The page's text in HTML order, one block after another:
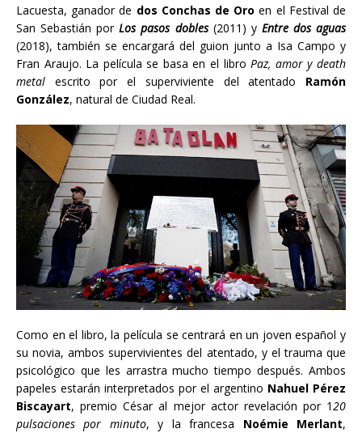
Lacuesta, ganador de dos Conchas de Oro en el Festival de
San Sebastián porLos pasos dobles(2011) y Entre dos aguas
(2018), también se encargará del guion junto a Isa Campo y
Fran Araujo. La película se basa en el libroPaz, amor y death
metal escrito por el superviviente del atentado Ramón
González, natural de Ciudad Real.
Como en el libro, la película se centrará en un joven español y
su novia, ambos supervivientes del atentado, y el trauma que
psicológico que les arrastra mucho tiempo después. Ambos
papeles estarán interpretados por el argentino Nahuel Pérez
Biscayart, premio César al mejor actor revelación por 120
pulsaciones por minuto, y la francesa Noémie Merlant,